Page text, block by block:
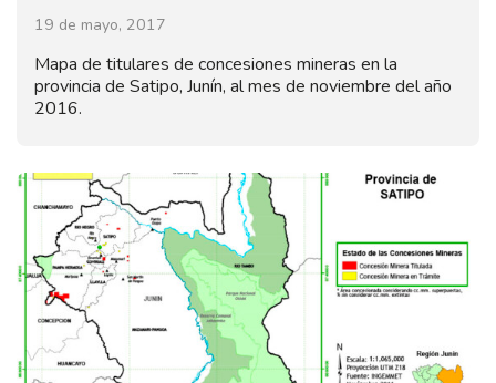
19 de mayo, 2017
Mapa de titulares de concesiones mineras en la
provincia de Satipo, Junín, al mes de noviembre del año
2016.